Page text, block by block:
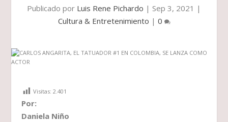
Publicado por Luis Rene Pichardo | Sep 3, 2021 |
Cultura & Entretenimiento | 0
Visitas: 2.401
Por:
Daniela Niño